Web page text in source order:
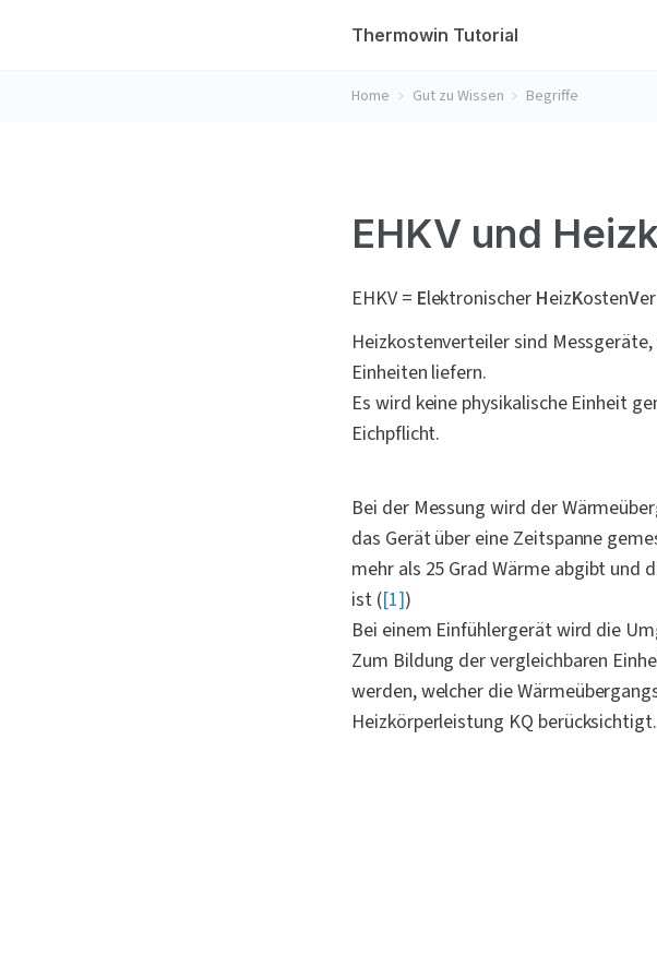
Thermowin Tutorial
Home Gut zu Wissen Begriffe
EHKV und
EHKV = Elektronischer HeizKostenV
Heizkostenverteiler sind
Einheiten liefern.
Es wird keine physikalische Einheit
Eichpflicht.
Bei der Messung wird der
das Gerät über eine Zeitspanne
mehr als 25 Grad Wärme abgibt
ist ([1])
Bei einem Einfühlergerät wird die
Zum Bildung der vergleichbaren
werden, welcher die
Heizkörperleistung KQ berücksichtigt.